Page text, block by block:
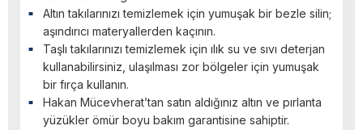
Altın takılarınızı temizlemek için yumuşak bir bezle silin;
aşındırıcı materyallerden kaçının.
Taşlı takılarınızı temizlemek için ılık su ve sıvı deterjan
kullanabilirsiniz, ulaşılması zor bölgeler için yumuşak
bir fırça kullanın.
Hakan Mücevherat’tan satın aldığınız altın ve pırlanta
yüzükler ömür boyu bakım garantisine sahiptir.